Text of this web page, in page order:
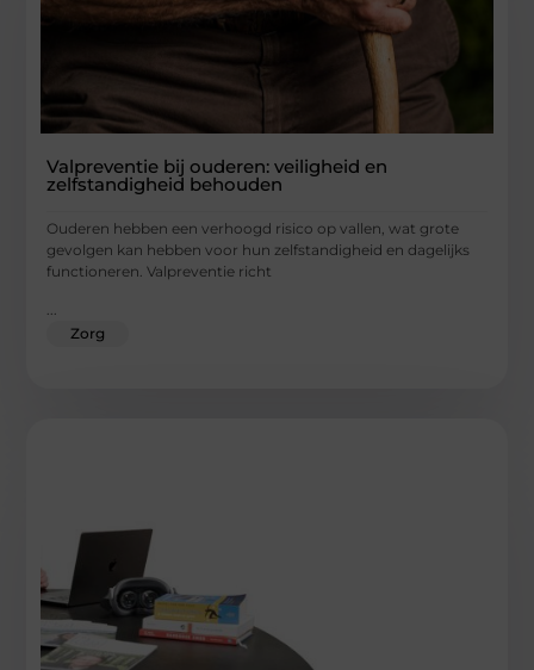
Valpreventie bij ouderen: veiligheid en
zelfstandigheid behouden
Ouderen hebben een verhoogd risico op vallen, wat grote
gevolgen kan hebben voor hun zelfstandigheid en dagelijks
functioneren. Valpreventie richt
...
Zorg